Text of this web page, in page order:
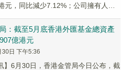
元，同比減少7.12%；公司擁有人應
：截至5月底香港外匯基金總資產
億港元
日 下午5:36
】6月30日，香港金管局今日公布，截